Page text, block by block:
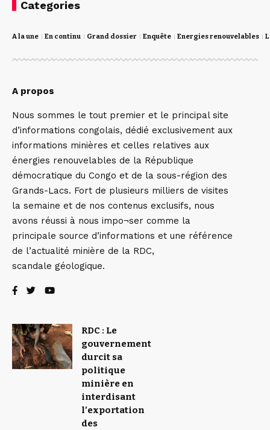
Categories
A la une En continu Grand dossier Enquête Energies renouvelables
A propos
Nous sommes le tout premier et le principal site
d’informations congolais, dédié exclusivement aux
informations minières et celles relatives aux
énergies renouvelables de la République
démocratique du Congo et de la sous-région des
Grands-Lacs. Fort de plusieurs milliers de visites
la semaine et de nos contenus exclusifs, nous
avons réussi à nous impo¬ser comme la
principale source d’informations et une référence
de l’actualité minière de la RDC,
scandale géologique.
RDC : Le
gouvernement
durcit sa
politique
minière en
interdisant
l’exportation
des